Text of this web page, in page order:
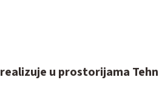
u prostorijama